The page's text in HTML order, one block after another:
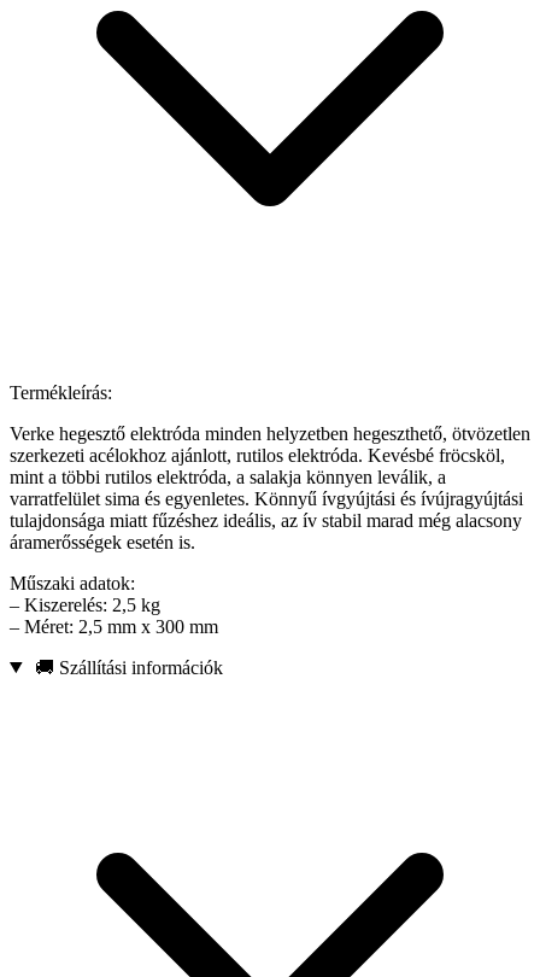
Termékleírás:
Verke hegesztő elektróda minden helyzetben hegeszthető, ötvözetlen
szerkezeti acélokhoz ajánlott, rutilos elektróda. Kevésbé fröcsköl,
mint a többi rutilos elektróda, a salakja könnyen leválik, a
varratfelület sima és egyenletes. Könnyű ívgyújtási és ívújragyújtási
tulajdonsága miatt fűzéshez ideális, az ív stabil marad még alacsony
áramerősségek esetén is.
Műszaki adatok:
– Kiszerelés: 2,5 kg
– Méret: 2,5 mm x 300 mm
🚚 Szállítási információk